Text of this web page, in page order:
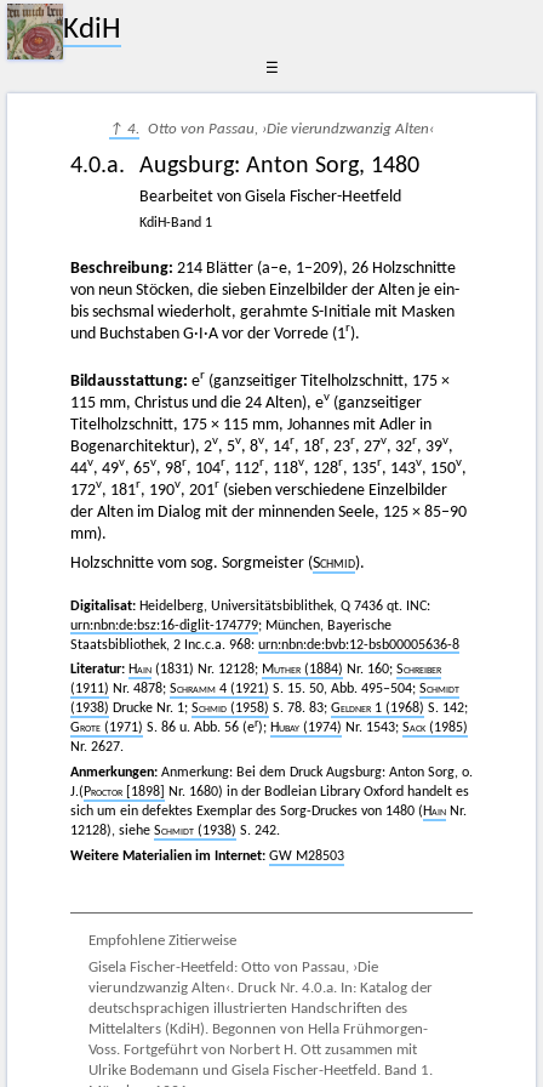
KdiH
☰
↑ 4. Otto von Passau, ›Die vierundzwanzig Alten‹
4.0.a. Augsburg: Anton Sorg, 1480
Bearbeitet von Gisela Fischer-Heetfeld
KdiH-Band 1
Beschreibung: 214 Blätter (a–e, 1–209), 26 Holzschnitte
von neun Stöcken, die sieben Einzelbilder der Alten je ein-
bis sechsmal wiederholt, gerahmte S-Initiale mit Masken
und Buchstaben G·I·A vor der Vorrede (1r).
Bildausstattung: er (ganzseitiger Titelholzschnitt, 175 ×
115 mm, Christus und die 24 Alten), ev (ganzseitiger
Titelholzschnitt, 175 × 115 mm, Johannes mit Adler in
Bogenarchitektur), 2v, 5v, 8v, 14r, 18r, 23r, 27v, 32r, 39v,
44v, 49v, 65v, 98r, 104r, 112r, 118v, 128r, 135r, 143v, 150v,
172v, 181r, 190v, 201r (sieben verschiedene Einzelbilder
der Alten im Dialog mit der minnenden Seele, 125 × 85–90
mm).
Holzschnitte vom sog. Sorgmeister (Schmid).
Digitalisat: Heidelberg, Universitätsbiblithek, Q 7436 qt. INC:
urn:nbn:de:bsz:16-diglit-174779; München, Bayerische
Staatsbibliothek, 2 Inc.c.a. 968: urn:nbn:de:bvb:12-bsb00005636-8
Literatur: Hain (1831) Nr. 12128; Muther (1884) Nr. 160; Schreiber
(1911) Nr. 4878; Schramm 4 (1921) S. 15. 50, Abb. 495–504; Schmidt
(1938) Drucke Nr. 1; Schmid (1958) S. 78. 83; Geldner 1 (1968) S. 142;
Grote (1971) S. 86 u. Abb. 56 (er); Hubay (1974) Nr. 1543; Sack (1985)
Nr. 2627.
Anmerkungen: Anmerkung: Bei dem Druck Augsburg: Anton Sorg, o.
J.( Proctor [1898]
Nr. 1680) in der Bodleian Library Oxford handelt es
sich um ein defektes Exemplar des Sorg-Druckes von 1480 ( Hain Nr.
12128), siehe Schmidt (1938) S. 242.
Weitere Materialien im Internet: GW M28503
Empfohlene Zitierweise
Gisela Fischer-Heetfeld: Otto von Passau, ›Die
vierundzwanzig Alten‹. Druck Nr. 4.0.a. In: Katalog der
deutschsprachigen illustrierten Handschriften des
Mittelalters (KdiH). Begonnen von Hella Frühmorgen-
Voss. Fortgeführt von Norbert H. Ott zusammen mit
Ulrike Bodemann und Gisela Fischer-Heetfeld. Band 1.